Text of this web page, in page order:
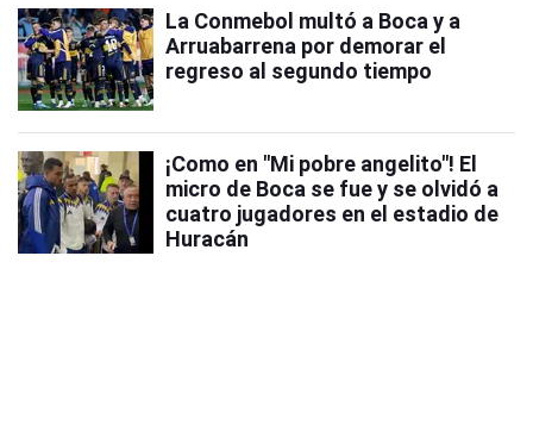
La Conmebol multó a Boca y a
Arruabarrena por demorar el
regreso al segundo tiempo
¡Como en "Mi pobre angelito"! El
micro de Boca se fue y se olvidó a
cuatro jugadores en el estadio de
Huracán